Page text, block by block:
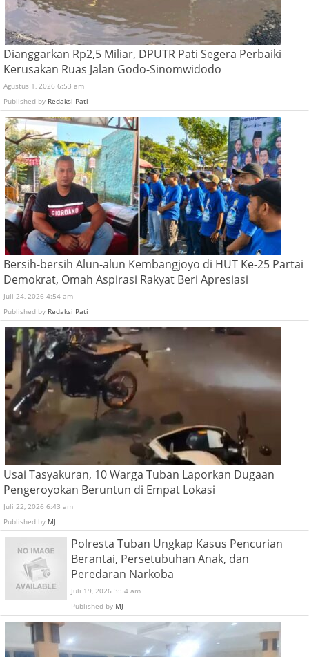
Dianggarkan Rp2,5 Miliar, DPUTR Pati Segera Perbaiki
Kerusakan Ruas Jalan Godo-Sinomwidodo
Agustus 1, 2026 6:53 am
Published by Redaksi Pati
Bersih-bersih Alun-alun Kembangjoyo di HUT Ke-25 Partai
Demokrat, Omah Aspirasi Rakyat Beri Apresiasi
Juli 24, 2026 4:54 am
Published by Redaksi Pati
Usai Tasyakuran, 10 Warga Tuban Laporkan Dugaan
Pengeroyokan Beruntun di Empat Lokasi
Juli 22, 2026 6:43 am
Published by MJ
Polresta Tuban Ungkap Kasus Pencurian
Berantai, Persetubuhan Anak, dan
Peredaran Narkoba
Juli 19, 2026 3:54 am
Published by MJ